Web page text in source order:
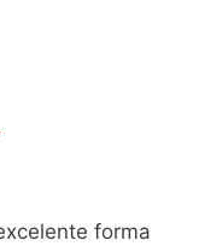
forma